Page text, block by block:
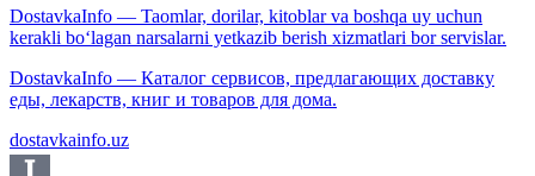
DostavkaInfo — Taomlar, dorilar, kitoblar va boshqa uy uchun
kerakli bo‘lagan narsalarni yetkazib berish xizmatlari bor servislar.
DostavkaInfo — Каталог сервисов, предлагающих доставку
еды, лекарств, книг и товаров для дома.
dostavkainfo.uz